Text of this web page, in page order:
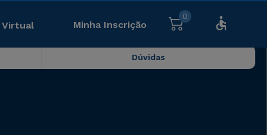
Virtual Minha Inscrição
0
Dúvidas